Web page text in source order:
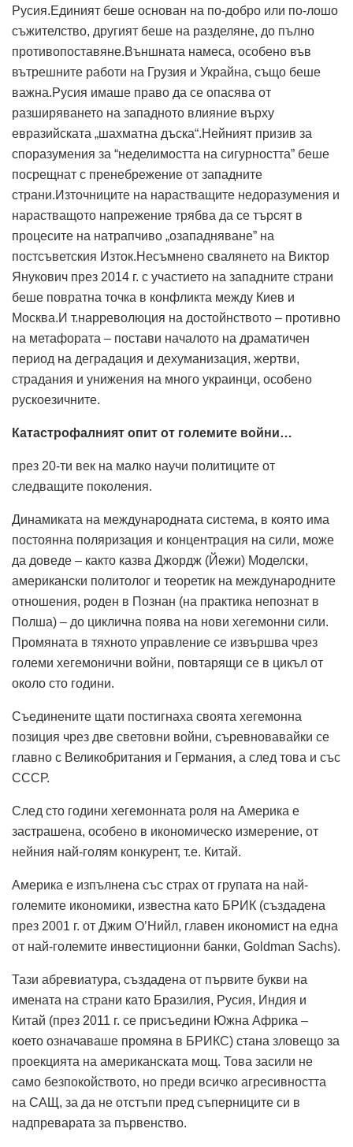
Русия.Единият беше основан на по-добро или по-лошо
съжителство, другият беше на разделяне, до пълно
противопоставяне.Външната намеса, особено във
вътрешните работи на Грузия и Украйна, също беше
важна.Русия имаше право да се опасява от
разширяването на западното влияние върху
евразийската „шахматна дъска“.Нейният призив за
споразумения за “неделимостта на сигурността” беше
посрещнат с пренебрежение от западните
страни.Източниците на нарастващите недоразумения и
нарастващото напрежение трябва да се търсят в
процесите на натрапчиво „озападняване” на
постсъветския Изток.Несъмнено свалянето на Виктор
Янукович през 2014 г. с участието на западните страни
беше повратна точка в конфликта между Киев и
Москва.И т.нарреволюция на достойнството – противно
на метафората – постави началото на драматичен
период на деградация и дехуманизация, жертви,
страдания и унижения на много украинци, особено
рускоезичните.
Катастрофалният опит от големите войни…
през 20-ти век на малко научи политиците от
следващите поколения.
Динамиката на международната система, в която има
постоянна поляризация и концентрация на сили, може
да доведе – както казва Джордж (Йежи) Моделски,
американски политолог и теоретик на международните
отношения, роден в Познан (на практика непознат в
Полша) – до циклична поява на нови хегемонни сили.
Промяната в тяхното управление се извършва чрез
големи хегемонични войни, повтарящи се в цикъл от
около сто години.
Съединените щати постигнаха своята хегемонна
позиция чрез две световни войни, съревновавайки се
главно с Великобритания и Германия, а след това и със
СССР.
След сто години хегемонната роля на Америка е
застрашена, особено в икономическо измерение, от
нейния най-голям конкурент, т.е. Китай.
Америка е изпълнена със страх от групата на най-
големите икономики, известна като БРИК (създадена
през 2001 г. от Джим О’Нийл, главен икономист на една
от най-големите инвестиционни банки, Goldman Sachs).
Тази абревиатура, създадена от първите букви на
имената на страни като Бразилия, Русия, Индия и
Китай (през 2011 г. се присъедини Южна Африка –
което означаваше промяна в БРИКС) стана зловещо за
проекцията на американската мощ. Това засили не
само безпокойството, но преди всичко агресивността
на САЩ, за да не отстъпи пред съперниците си в
надпреварата за първенство.